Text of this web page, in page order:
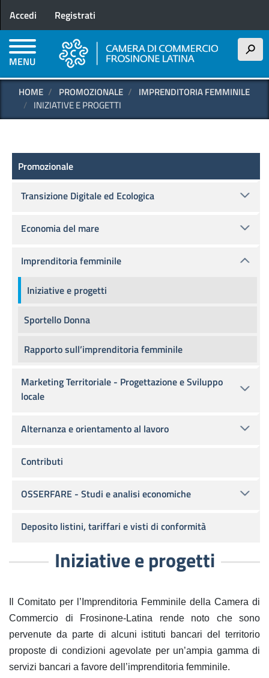
principale
Menu profilo utente
Accedi Registrati
MENU
h
HOME PROMOZIONALE
IMPRENDITORIA FEMMINILE
INIZIATIVE E PROGETTI
Iniziative e progetti
Il Comitato per l’Imprenditoria Femminile della Camera di
Commercio di Frosinone-Latina rende noto che sono
pervenute da parte di alcuni istituti bancari del territorio
proposte di condizioni agevolate per un’ampia gamma di
servizi bancari a favore dell’imprenditoria femminile.
Promozionale
Promozionale
Transizione Digitale ed Ecologica
Economia del mare
Imprenditoria femminile
Iniziative e progetti
Sportello Donna
Rapporto sull’imprenditoria femminile
Marketing Territoriale - Progettazione e Sviluppo
locale
Alternanza e orientamento al lavoro
Contributi
OSSERFARE - Studi e analisi economiche
Deposito listini, tariffari e visti di conformità